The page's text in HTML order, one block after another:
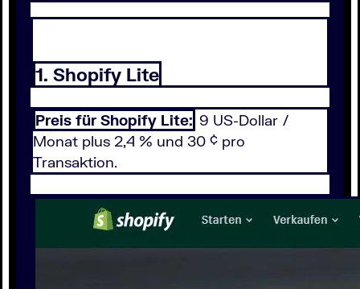
1. Shopify Lite
Preis für Shopify Lite: 9 US-Dollar /
Monat plus 2,4 % und 30 ¢ pro
Transaktion.